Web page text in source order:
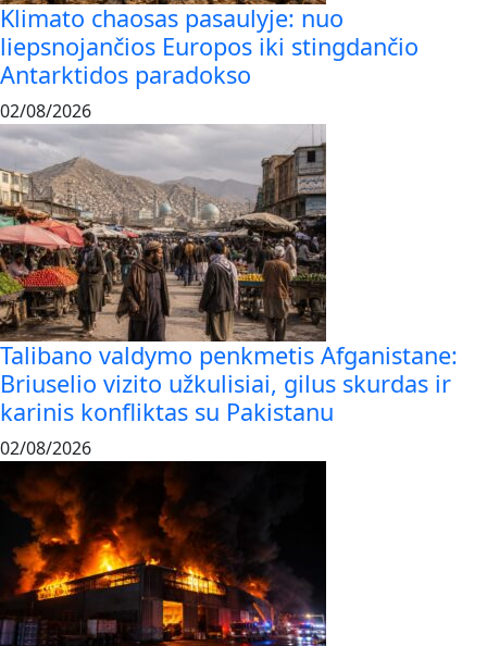
Klimato chaosas pasaulyje: nuo
liepsnojančios Europos iki stingdančio
Antarktidos paradokso
02/08/2026
Talibano valdymo penkmetis Afganistane:
Briuselio vizito užkulisiai, gilus skurdas ir
karinis konfliktas su Pakistanu
02/08/2026